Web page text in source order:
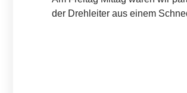
der Drehleiter aus einem